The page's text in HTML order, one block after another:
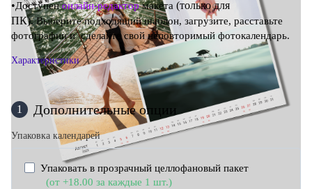
•Доступенонлайн-редактормакета (только для
ПК).Выберите подходящий шаблон, загрузите, расставьте
фотографии и сделайте свой неповторимый фотокалендарь.
Характеристики
1 Дополнительные опции
Упаковка календарей
Упаковать в прозрачный целлофановый пакет
(от +18.00 за каждые 1 шт.)